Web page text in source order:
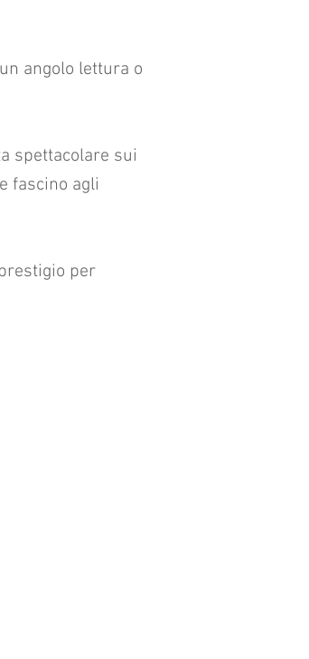
angolo lettura o
spettacolare sui
fascino agli
per